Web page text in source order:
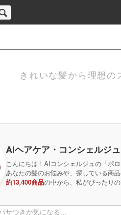
きれいな髪から理想の
AIヘアケア・コンシェルジュ
こんにちは！AIコンシェルジュの「ポロ
あなたの髪のお悩みや、探している商
約13,400商品の中から、私がぴったり